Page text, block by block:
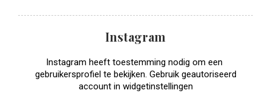
Instagram
Instagram heeft toestemming nodig om een ​​
gebruikersprofiel te bekijken. Gebruik geautoriseerd
account in widgetinstellingen